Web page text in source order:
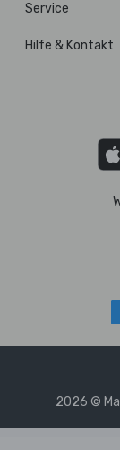
Service
Hilfe & Kontakt
2026 ©